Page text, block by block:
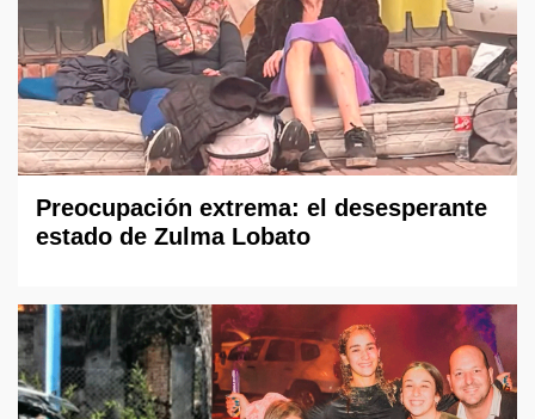
Preocupación extrema: el desesperante
estado de Zulma Lobato